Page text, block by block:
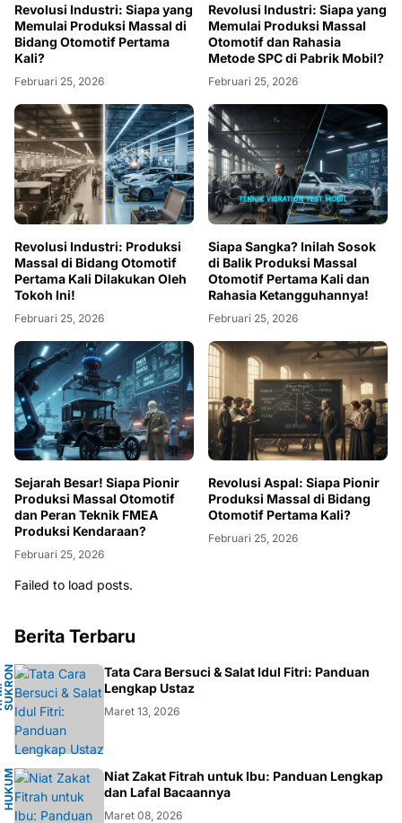
Revolusi Industri: Siapa yang
Memulai Produksi Massal di
Bidang Otomotif Pertama
Kali?
Februari 25, 2026
Revolusi Industri: Siapa yang
Memulai Produksi Massal
Otomotif dan Rahasia
Metode SPC di Pabrik Mobil?
Februari 25, 2026
Revolusi Industri: Produksi
Massal di Bidang Otomotif
Pertama Kali Dilakukan Oleh
Tokoh Ini!
Februari 25, 2026
Siapa Sangka? Inilah Sosok
di Balik Produksi Massal
Otomotif Pertama Kali dan
Rahasia Ketangguhannya!
Februari 25, 2026
Sejarah Besar! Siapa Pionir
Produksi Massal Otomotif
dan Peran Teknik FMEA
Produksi Kendaraan?
Februari 25, 2026
Revolusi Aspal: Siapa Pionir
Produksi Massal di Bidang
Otomotif Pertama Kali?
Februari 25, 2026
Failed to load posts.
Berita Terbaru
NA
Tata Cara Bersuci & Salat Idul Fitri: Panduan
Lengkap Ustaz
Maret 13, 2026
H
U
KU
M
I
S
L
AM
Niat Zakat Fitrah untuk Ibu: Panduan Lengkap
dan Lafal Bacaannya
Maret 08, 2026